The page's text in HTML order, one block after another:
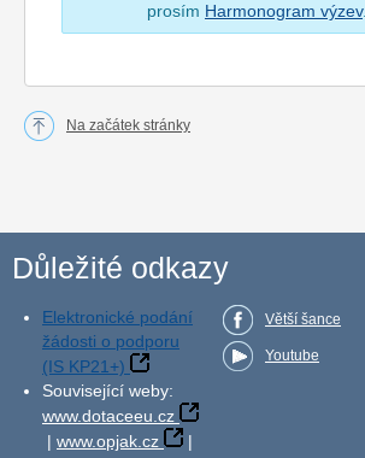
prosím Harmonogram výzev.
Na začátek stránky
Důležité odkazy
Elektronické podání
žádosti o podporu
(IS KP21+)
Související weby:
www.dotaceeu.cz
| www.opjak.cz
|
Větší šance
Youtube